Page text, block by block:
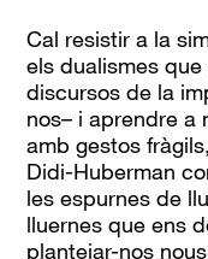
Cal resistir a la
els dualismes que
discursos de la
nos­– i aprendre a
amb gestos
Didi-Huberman
les espurnes de
lluernes que ens
plantejar-nos